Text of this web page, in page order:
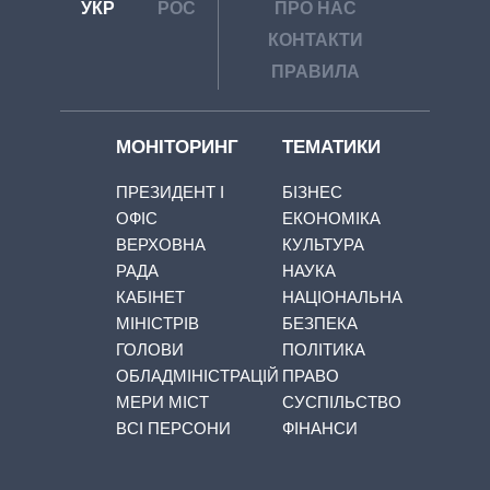
УКР РОС
ПРО НАС
КОНТАКТИ
ПРАВИЛА
МОНІТОРИНГ
ПРЕЗИДЕНТ І
ОФІС
ВЕРХОВНА
РАДА
КАБІНЕТ
МІНІСТРІВ
ГОЛОВИ
ОБЛАДМІНІСТРАЦІЙ
МЕРИ МІСТ
ВСІ ПЕРСОНИ
ТЕМАТИКИ
БІЗНЕС
ЕКОНОМІКА
КУЛЬТУРА
НАУКА
НАЦІОНАЛЬНА
БЕЗПЕКА
ПОЛІТИКА
ПРАВО
СУСПІЛЬСТВО
ФІНАНСИ